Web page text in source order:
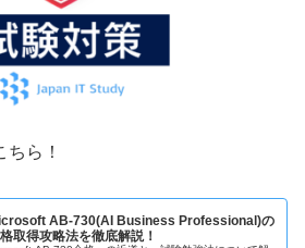
ら！
AB-730(AI Business Professional)の
取得攻略法を徹底解説！